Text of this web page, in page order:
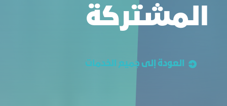
المشتركة
العودة إلى جميع الخدمات